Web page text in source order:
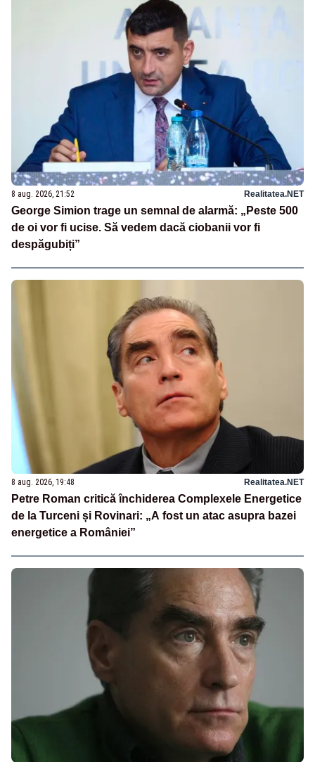
8 aug. 2026, 21:52 Realitatea.NET
George Simion trage un semnal de alarmă: „Peste 500
de oi vor fi ucise. Să vedem dacă ciobanii vor fi
despăgubiți”
8 aug. 2026, 19:48 Realitatea.NET
Petre Roman critică închiderea Complexele Energetice
de la Turceni și Rovinari: „A fost un atac asupra bazei
energetice a României”